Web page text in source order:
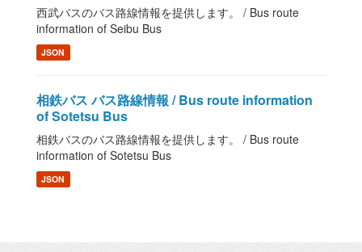
西武バスのバス路線情報を提供します。 / Bus route
information of Seibu Bus
JSON
相鉄バス バス路線情報 / Bus route information
of Sotetsu Bus
相鉄バスのバス路線情報を提供します。 / Bus route
information of Sotetsu Bus
JSON